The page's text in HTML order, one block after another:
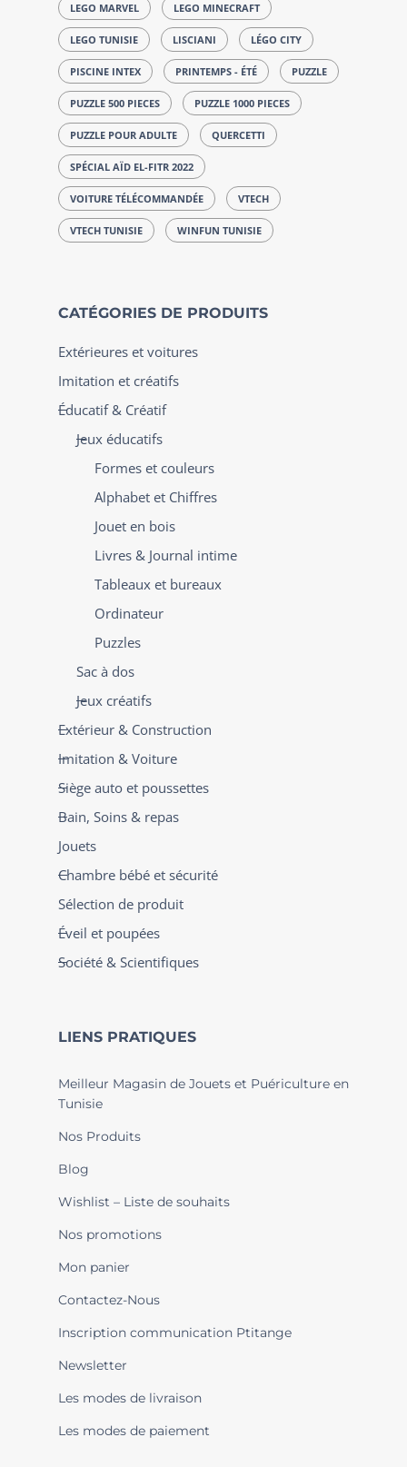
LEGO MARVEL LEGO MINECRAFT
LEGO TUNISIE LISCIANI LÉGO CITY
PISCINE INTEX PRINTEMPS - ÉTÉ PUZZLE
PUZZLE 500 PIECES PUZZLE 1000 PIECES
PUZZLE POUR ADULTE QUERCETTI
SPÉCIAL AÏD EL-FITR 2022
VOITURE TÉLÉCOMMANDÉE VTECH
VTECH TUNISIE WINFUN TUNISIE
CATÉGORIES DE PRODUITS
Extérieures et voitures
Imitation et créatifs
Éducatif & Créatif
Jeux éducatifs
Formes et couleurs
Alphabet et Chiffres
Jouet en bois
Livres & Journal intime
Tableaux et bureaux
Ordinateur
Puzzles
Sac à dos
Jeux créatifs
Extérieur & Construction
Imitation & Voiture
Siège auto et poussettes
Bain, Soins & repas
Jouets
Chambre bébé et sécurité
Sélection de produit
Éveil et poupées
Société & Scientifiques
LIENS PRATIQUES
Meilleur Magasin de Jouets et Puériculture en
Tunisie
Nos Produits
Blog
Wishlist – Liste de souhaits
Nos promotions
Mon panier
Contactez-Nous
Inscription communication Ptitange
Newsletter
Les modes de livraison
Les modes de paiement